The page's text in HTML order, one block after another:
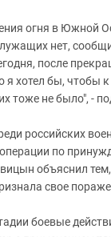
огня в Южной
нет,
после
я хотел бы, чтобы
тоже не было", -
российских
по
объяснил
свое
боевые